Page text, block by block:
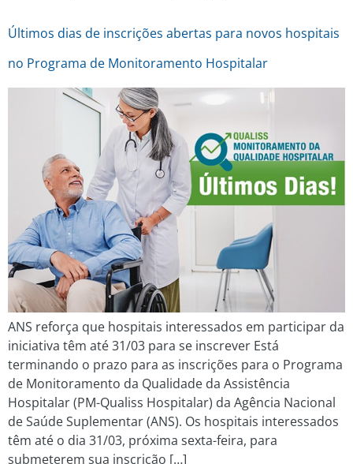
Últimos dias de inscrições abertas para novos hospitais
no Programa de Monitoramento Hospitalar
ANS reforça que hospitais interessados em participar da
iniciativa têm até 31/03 para se inscrever Está
terminando o prazo para as inscrições para o Programa
de Monitoramento da Qualidade da Assistência
Hospitalar (PM-Qualiss Hospitalar) da Agência Nacional
de Saúde Suplementar (ANS). Os hospitais interessados
têm até o dia 31/03, próxima sexta-feira, para
submeterem sua inscrição […]